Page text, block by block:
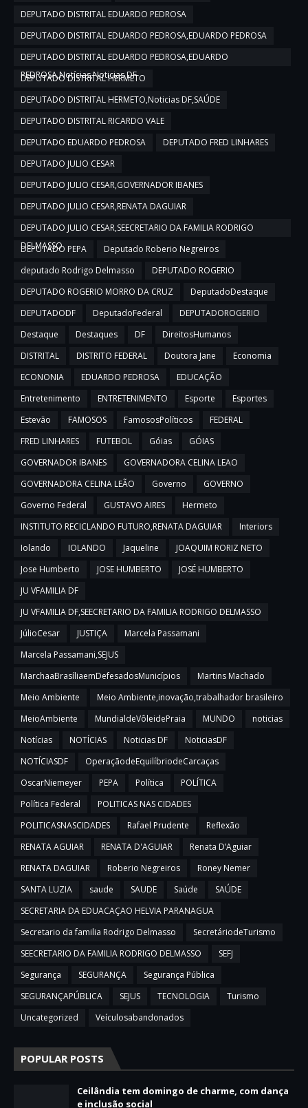
DEPUTADO DISTRITAL EDUARDO PEDROSA
DEPUTADO DISTRITAL EDUARDO PEDROSA,EDUARDO PEDROSA
DEPUTADO DISTRITAL EDUARDO PEDROSA,EDUARDO
PEDROSA,Notícias,Noticias DF
DEPUTADO DISTRITAL HERMETO
DEPUTADO DISTRITAL HERMETO,Noticias DF,SAÚDE
DEPUTADO DISTRITAL RICARDO VALE
DEPUTADO EDUARDO PEDROSA
DEPUTADO FRED LINHARES
DEPUTADO JULIO CESAR
DEPUTADO JULIO CESAR,GOVERNADOR IBANES
DEPUTADO JULIO CESAR,RENATA DAGUIAR
DEPUTADO JULIO CESAR,SEECRETARIO DA FAMILIA RODRIGO
DELMASSO
DEPUTADO PEPA
Deputado Roberio Negreiros
deputado Rodrigo Delmasso
DEPUTADO ROGERIO
DEPUTADO ROGERIO MORRO DA CRUZ
DeputadoDestaque
DEPUTADODF
DeputadoFederal
DEPUTADOROGERIO
Destaque
Destaques DF
DireitosHumanos
DISTRITAL
DISTRITO FEDERAL Doutora Jane
Economia
ECONONIA
EDUARDO PEDROSA
EDUCAÇÃO
Entretenimento
ENTRETENIMENTO Esporte
Esportes
Estevão
FAMOSOS FamososPolíticos
FEDERAL
FRED LINHARES
FUTEBOL Góias
GÓIAS
GOVERNADOR IBANES
GOVERNADORA CELINA LEAO
GOVERNADORA CELINA LEÃO
Governo
GOVERNO
Governo Federal
GUSTAVO AIRES
Hermeto
INSTITUTO RECICLANDO FUTURO,RENATA DAGUIAR
Interiors
Iolando
IOLANDO Jaqueline
JOAQUIM RORIZ NETO
Jose Humberto
JOSE HUMBERTO
JOSÉ HUMBERTO
JU VFAMILIA DF
JU VFAMILIA DF,SEECRETARIO DA FAMILIA RODRIGO DELMASSO
JúlioCesar
JUSTIÇA
Marcela Passamani
Marcela Passamani,SEJUS
MarchaaBrasíliaemDefesadosMunicípios
Martins Machado
Meio Ambiente
Meio Ambiente,inovação,trabalhador brasileiro
MeioAmbiente
MundialdeVôleidePraia MUNDO
noticias
Notícias
NOTÍCIAS Noticias DF
NoticiasDF
NOTÍCIASDF
OperaçãodeEquilíbriodeCarcaças
OscarNiemeyer
PEPA Política
POLÍTICA
Política Federal
POLITICAS NAS CIDADES
POLITICASNASCIDADES
Rafael Prudente
Reflexão
RENATA AGUIAR
RENATA D'AGUIAR
Renata D’Aguiar
RENATA DAGUIAR
Roberio Negreiros
Roney Nemer
SANTA LUZIA
saude SAUDE Saúde
SAÚDE
SECRETARIA DA EDUACAÇAO HELVIA PARANAGUA
Secretario da familia Rodrigo Delmasso
SecretáriodeTurismo
SEECRETARIO DA FAMILIA RODRIGO DELMASSO
SEFJ
Segurança
SEGURANÇA
Segurança Pública
SEGURANÇAPÚBLICA
SEJUS TECNOLOGIA
Turismo
Uncategorized
Veículosabandonados
POPULAR POSTS
Ceilândia tem domingo de charme, com dança
e inclusão social